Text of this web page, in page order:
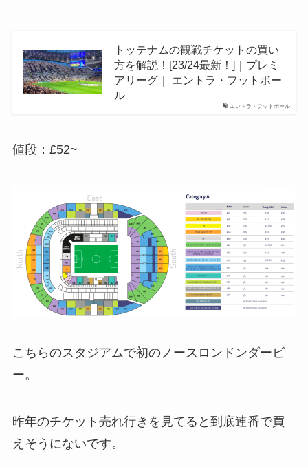
エントラ・フットボール
トッテナムの観戦チケットの買い
方を解説！[23/24最新！]｜プレミ
アリーグ｜ エントラ・フットボー
ル
値段：£52~
こちらのスタジアムで初のノースロンドンダービ
ー。
昨年のチケット売れ行きを見てると到底連番で買
えそうにないです。